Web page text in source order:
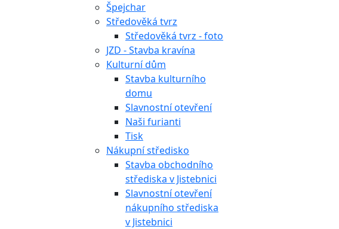
Špejchar
Středověká tvrz
Středověká tvrz - foto
JZD - Stavba kravína
Kulturní dům
Stavba kulturního
domu
Slavnostní otevření
Naši furianti
Tisk
Nákupní středisko
Stavba obchodního
střediska v Jistebnici
Slavnostní otevření
nákupního střediska
v Jistebnici